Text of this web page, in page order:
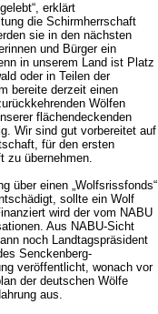
erklärt
die Schirmherrschaft
sie in den nächsten
und Bürger ein
in unserem Land ist Platz
oder in Teilen der
bereite derzeit einen
Wölfen
flächendeckenden
Wir sind gut vorbereitet auf
für den ersten
zu übernehmen.
über einen „Wolfsrissfonds“
sollte ein Wolf
wird der vom NABU
Aus NABU-Sicht
noch Landtagspräsident
Senckenberg-
veröffentlicht, wonach vor
der deutschen Wölfe
aus.